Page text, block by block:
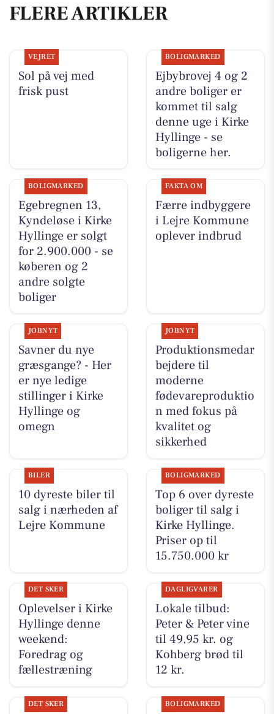
FLERE ARTIKLER
VEJRET
Sol på vej med
frisk pust
BOLIGMARKED
Ejbybrovej 4 og 2
andre boliger er
kommet til salg
denne uge i Kirke
Hyllinge - se
boligerne her.
BOLIGMARKED
Egebregnen 13,
Kyndeløse i Kirke
Hyllinge er solgt
for 2.900.000 - se
køberen og 2
andre solgte
boliger
FAKTA OM
Færre indbyggere
i Lejre Kommune
oplever indbrud
JOBNYT
Savner du nye
græsgange? - Her
er nye ledige
stillinger i Kirke
Hyllinge og
omegn
JOBNYT
Produktionsmedar
bejdere til
moderne
fødevareproduktio
n med fokus på
kvalitet og
sikkerhed
BILER
10 dyreste biler til
salg i nærheden af
Lejre Kommune
BOLIGMARKED
Top 6 over dyreste
boliger til salg i
Kirke Hyllinge.
Priser op til
15.750.000 kr
DET SKER
Oplevelser i Kirke
Hyllinge denne
weekend:
Foredrag og
fællestræning
DAGLIGVARER
Lokale tilbud:
Peter & Peter vine
til 49,95 kr. og
Kohberg brød til
12 kr.
DET SKER BOLIGMARKED